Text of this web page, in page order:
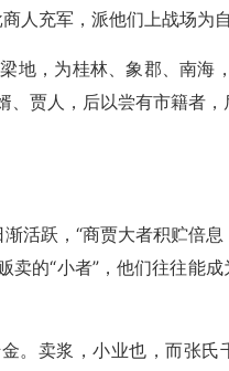
人充军，派他们上战场为自
地，为桂林、象郡、南海
、贾人，后以尝有市籍者
活跃，“商贾大者积贮倍息
的“小者”，他们往往能
。卖浆，小业也，而张氏